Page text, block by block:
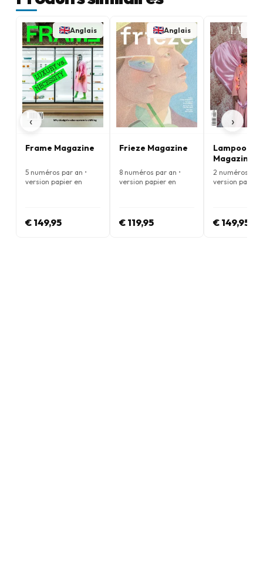
‹
Anglais
Frame Magazine
5 numéros par an •
version papier en
€ 149,95
Anglais
Frieze Magazine
8 numéros par an •
version papier en
€ 119,95
Lampoon
Magazine
(Anglais)
2 numéros par
version papier
€ 149,95
›